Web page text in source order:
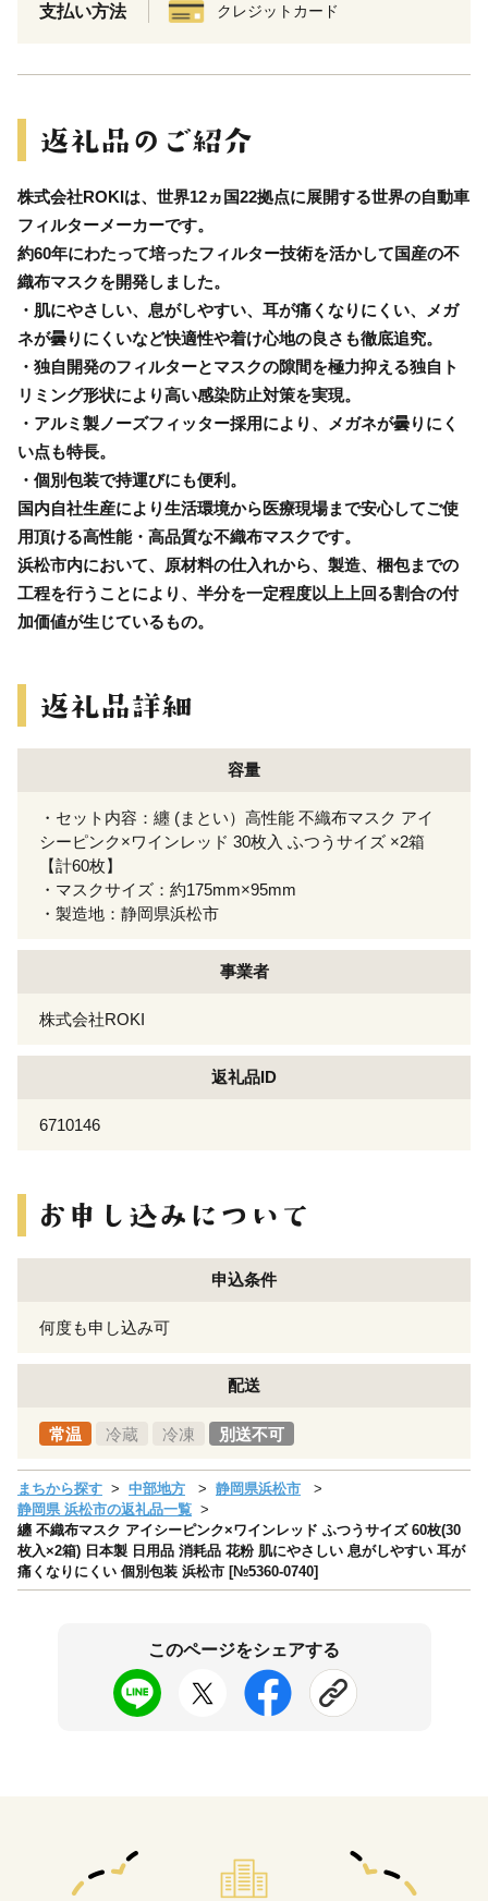
支払い方法 クレジットカード
株式会社ROKIは、世界12ヵ国22拠点に展開する世界の自動車
フィルターメーカーです。
約60年にわたって培ったフィルター技術を活かして国産の不
織布マスクを開発しました。
・肌にやさしい、息がしやすい、耳が痛くなりにくい、メガ
ネが曇りにくいなど快適性や着け心地の良さも徹底追究。
・独自開発のフィルターとマスクの隙間を極力抑える独自ト
リミング形状により高い感染防止対策を実現。
・アルミ製ノーズフィッター採用により、メガネが曇りにく
い点も特長。
・個別包装で持運びにも便利。
国内自社生産により生活環境から医療現場まで安心してご使
用頂ける高性能・高品質な不織布マスクです。
浜松市内において、原材料の仕入れから、製造、梱包までの
工程を行うことにより、半分を一定程度以上上回る割合の付
加価値が生じているもの。
容量
・セット内容：纏 (まとい）高性能 不織布マスク アイ
シーピンク×ワインレッド 30枚入 ふつうサイズ ×2箱
【計60枚】
・マスクサイズ：約175mm×95mm
・製造地：静岡県浜松市
事業者
株式会社ROKI
返礼品ID
6710146
申込条件
何度も申し込み可
配送
常温 冷蔵 冷凍 別送不可
まちから探す 中部地方
静岡県浜松市
静岡県 浜松市の返礼品一覧
纏 不織布マスク アイシーピンク×ワインレッド ふつうサイズ 60枚(30
枚入×2箱) 日本製 日用品 消耗品 花粉 肌にやさしい 息がしやすい 耳が
痛くなりにくい 個別包装 浜松市 [№5360-0740]
このページをシェアする